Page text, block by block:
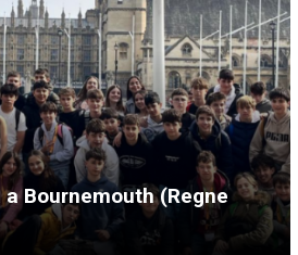
Bournemouth (Regne